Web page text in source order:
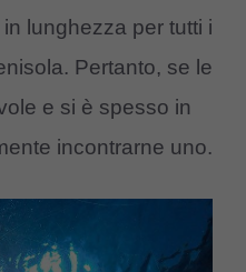
lunghezza per tutti i
Pertanto, se le
e si è spesso in
incontrarne uno.